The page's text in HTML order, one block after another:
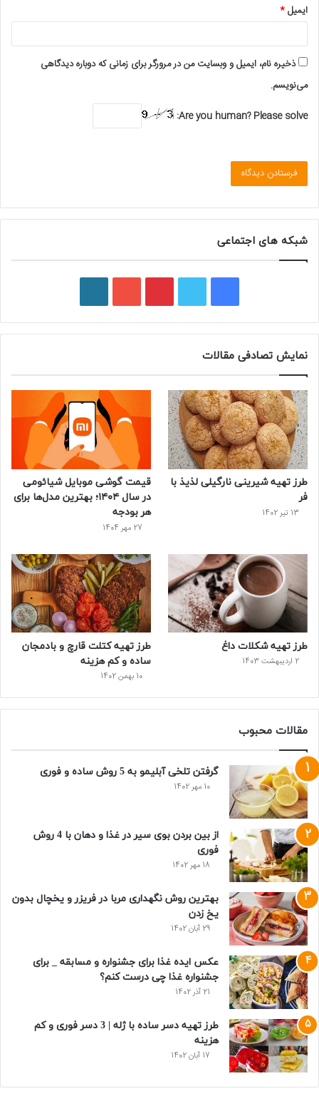
ایمیل*
ذخیره نام، ایمیل و وبسایت من در مرورگر برای زمانی که دوباره دیدگاهی
می‌نویسم.
Are you human? Please solve:
شبکه های اجتماعی
ی
س
ب
و
ک
و
ی
ت
ر
ی
ت
ت
و
ی
و
ب
ر
پ
ر
س
نمایش تصادفی مقالات
طرز تهیه شیرینی نارگیلی لذیذ با
فر
13 تیر 1402
قیمت گوشی موبایل شیائومی
در سال ۱۴۰۴؛ بهترین مدل‌ها برای
هر بودجه
27 مهر 1404
طرز تهیه شکلات داغ
2 اردیبهشت 1403
طرز تهیه کتلت قارچ و بادمجان
ساده و کم هزینه
10 بهمن 1402
مقالات محبوب
گرفتن تلخی آبلیمو به 5 روش ساده و فوری
10 مهر 1402
از بین بردن بوی سیر در غذا و دهان با 4 روش
فوری
18 مهر 1402
بهترین روش نگهداری مربا در فریزر و یخچال بدون
یخ زدن
29 آبان 1402
عکس ایده غذا برای جشنواره و مسابقه _ برای
جشنواره غذا چی درست کنم؟
21 آذر 1402
طرز تهیه دسر ساده با ژله | 3 دسر فوری و کم
هزینه
17 آبان 1402